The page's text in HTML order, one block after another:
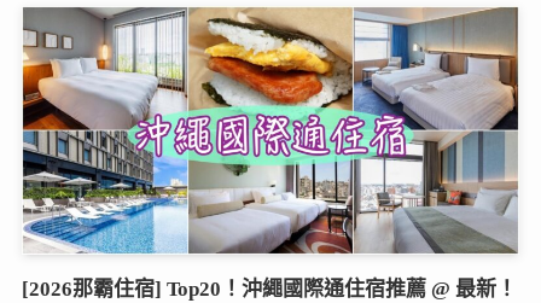
[2026那霸住宿] Top20！沖繩國際通住宿推薦 @ 最新！